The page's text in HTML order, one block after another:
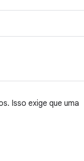
Isso exige que uma